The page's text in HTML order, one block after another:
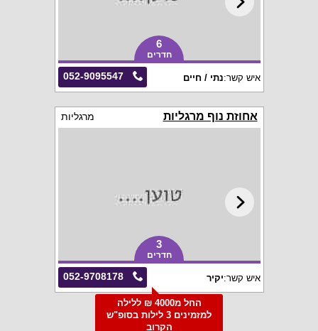
6
חדרים
052-9095547 איש קשר:נתי / חיים
אחוזת נוף מרגליות מרגליות
3
חדרים
052-9708178 איש קשר:יקיר
החל מ4000 ₪ ללילה
למזמינים 3 לילות בסופ"ש
הקרוב